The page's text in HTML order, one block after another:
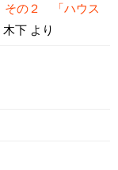
その２ 「ハウス
木下 より